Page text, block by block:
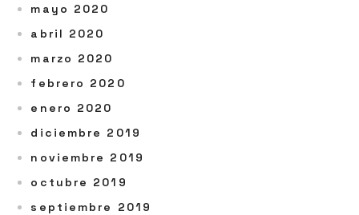
mayo 2020
abril 2020
marzo 2020
febrero 2020
enero 2020
diciembre 2019
noviembre 2019
octubre 2019
septiembre 2019